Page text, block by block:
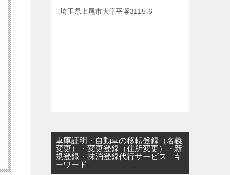
埼玉県上尾市大字平塚3115-6
車庫証明・自動車の移転登録（名義
変更）・変更登録（住所変更）・新
規登録・抹消登録代行サービス キ
ーワード